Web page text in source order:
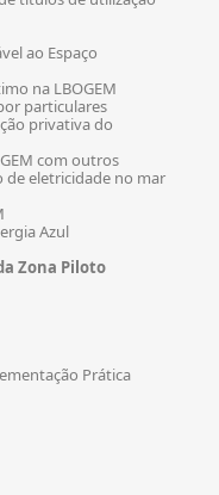
ao Espaço
na LBOGEM
particulares
privativa do
com outros
de eletricidade no mar
Azul
Zona Piloto
Prática